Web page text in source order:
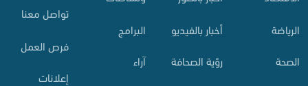
الرياضة
الصحة
أخبار بالفيديو
رؤية الصحافة
البرامج
آراء
تواصل معنا
فرص العمل
إعلانات